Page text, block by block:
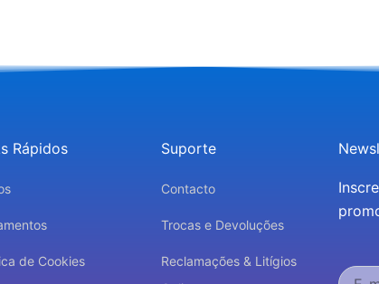
Rápidos
de Cookies
Suporte
Contacto
Trocas e Devoluções
Reclamações & Litígios